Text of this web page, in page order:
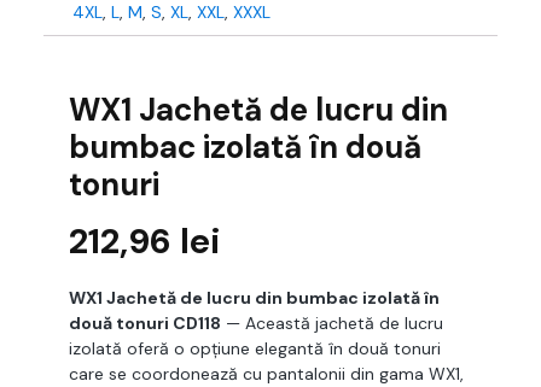
4XL, L, M, S, XL, XXL, XXXL
WX1 Jachetă de lucru din
bumbac izolată în două
tonuri
212,96 lei
WX1 Jachetă de lucru din bumbac izolată în
două tonuri CD118 — Această jachetă de lucru
izolată oferă o opțiune elegantă în două tonuri
care se coordonează cu pantalonii din gama WX1,